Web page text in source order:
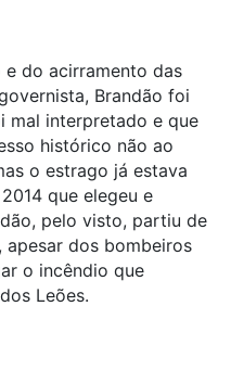
do acirramento das
Brandão foi
mal interpretado e que
histórico não ao
o estrago já estava
que elegeu e
pelo visto, partiu de
apesar dos bombeiros
o incêndio que
Leões.